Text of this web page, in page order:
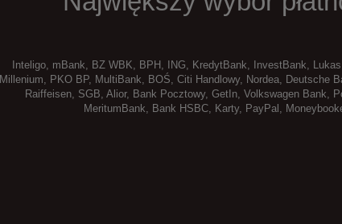
Inteligo, mBank, BZ WBK, BPH, ING, KredytBank, InvestBank,
Millenium, PKO BP, MultiBank, BOŚ, Citi Handlowy, Nordea, Deutsche
Raiffeisen, SGB, Alior, Bank Pocztowy, GetIn, Volkswagen Bank,
MeritumBank, Bank HSBC, Karty, PayPal,